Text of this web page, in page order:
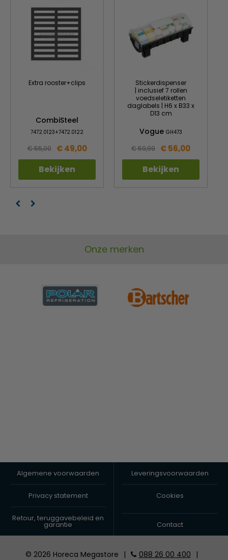
Extra rooster+clips
CombiSteel
7472.0123+7472.0122
€ 55,00 € 49,00
Bekijken
Stickerdispenser
| inclusief 7 rollen
voedseletiketten
daglabels | H6 x B33 x
D13 cm
Vogue GH473
€ 59,99 € 56,00
Bekijken
Onze merken
Algemene voorwaarden Leveringsvoorwaarden
Privacy statement Cookies
Retour, teruggavebeleid en
garantie Contact
© 2026 Horeca Megastore | 088 26 00 400 |